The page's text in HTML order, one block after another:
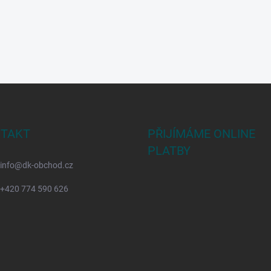
info@dk-obchod.cz
+420 774 590 626
PŘIJÍMÁME ONLINE
PLATBY